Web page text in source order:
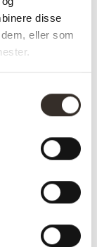
disse
eller som